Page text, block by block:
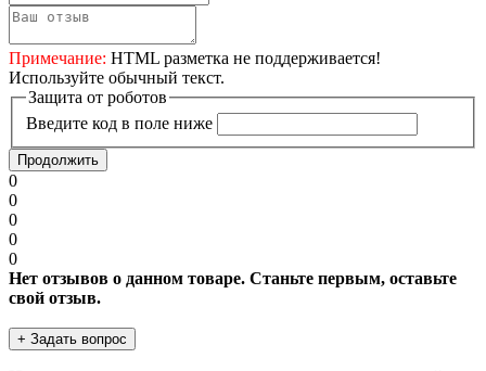
Примечание: HTML разметка не поддерживается!
Используйте обычный текст.
Защита от роботов
Введите код в поле ниже
Продолжить
0
0
0
0
0
Нет отзывов о данном товаре. Станьте первым, оставьте
свой отзыв.
+ Задать вопрос